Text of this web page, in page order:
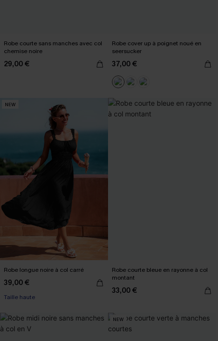
Robe courte sans manches avec col
chemise noire
29,00 €
Robe cover up à poignet noué en
seersucker
37,00 €
NEW
Robe longue noire à col carré
39,00 €
Taille haute
Robe courte bleue en rayonne à col
montant
33,00 €
NEW